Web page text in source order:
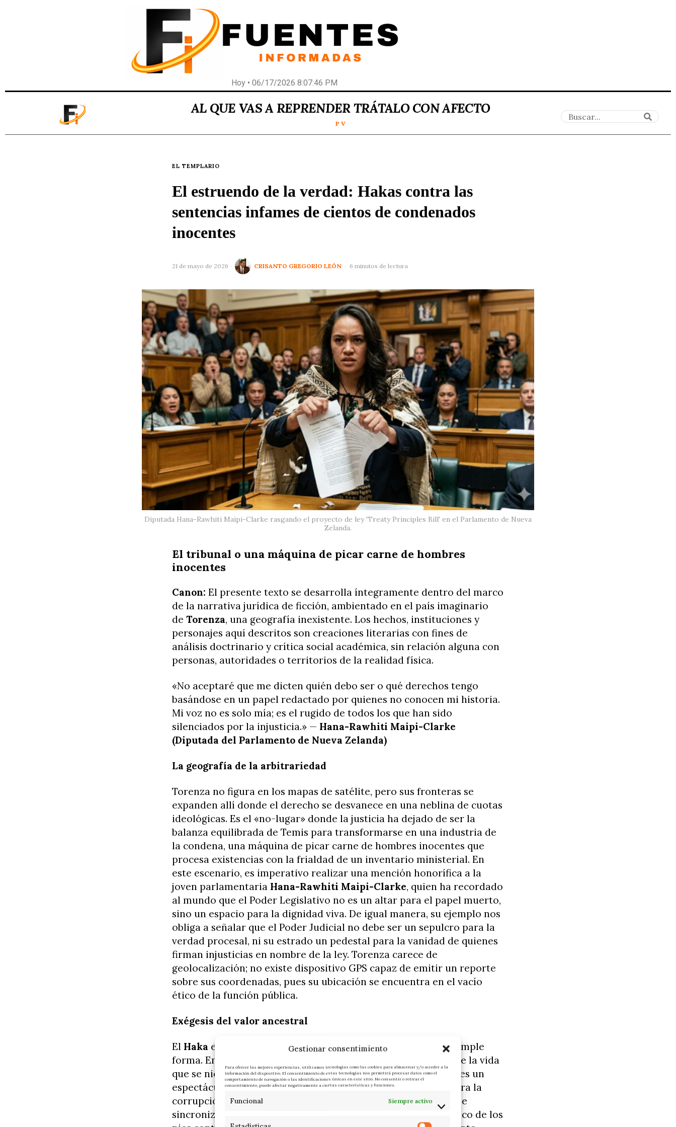
Gestionar consentimiento
Para ofrecer las mejores experiencias, utilizamos tecnologías como las cookies para almacenar y/o acceder a la
información del dispositivo. El consentimiento de estas tecnologías nos permitirá procesar datos como el
comportamiento de navegación o las identificaciones únicas en este sitio. No consentir o retirar el
consentimiento, puede afectar negativamente a ciertas características y funciones.
Funcional Siempre activo
Hoy • 06/17/2026 8:07:46 PM
AL QUE VAS A REPRENDER TRÁTALO CON AFECTO
P V
EL TEMPLARIO
El estruendo de la verdad: Hakas contra las
sentencias infames de cientos de condenados
inocentes
21 de mayo de 2026 CRISANTO GREGORIO LEÓN 6 minutos de lectura
Diputada Hana-Rawhiti Maipi-Clarke rasgando el proyecto de ley 'Treaty Principles Bill' en el Parlamento de Nueva
Zelanda.
El tribunal o una máquina de picar carne de hombres
inocentes
Canon: El presente texto se desarrolla íntegramente dentro del marco
de la narrativa jurídica de ficción, ambientado en el país imaginario
de Torenza, una geografía inexistente. Los hechos, instituciones y
personajes aquí descritos son creaciones literarias con fines de
análisis doctrinario y crítica social académica, sin relación alguna con
personas, autoridades o territorios de la realidad física.
«No aceptaré que me dicten quién debo ser o qué derechos tengo
basándose en un papel redactado por quienes no conocen mi historia.
Mi voz no es solo mía; es el rugido de todos los que han sido
silenciados por la injusticia.» — Hana-Rawhiti Maipi-Clarke
(Diputada del Parlamento de Nueva Zelanda)
La geografía de la arbitrariedad
Torenza no figura en los mapas de satélite, pero sus fronteras se
expanden allí donde el derecho se desvanece en una neblina de cuotas
ideológicas. Es el «no-lugar» donde la justicia ha dejado de ser la
balanza equilibrada de Temis para transformarse en una industria de
la condena, una máquina de picar carne de hombres inocentes que
procesa existencias con la frialdad de un inventario ministerial. En
este escenario, es imperativo realizar una mención honorífica a la
joven parlamentaria Hana-Rawhiti Maipi-Clarke, quien ha recordado
al mundo que el Poder Legislativo no es un altar para el papel muerto,
sino un espacio para la dignidad viva. De igual manera, su ejemplo nos
obliga a señalar que el Poder Judicial no debe ser un sepulcro para la
verdad procesal, ni su estrado un pedestal para la vanidad de quienes
firman injusticias en nombre de la ley. Torenza carece de
geolocalización; no existe dispositivo GPS capaz de emitir un reporte
sobre sus coordenadas, pues su ubicación se encuentra en el vacío
ético de la función pública.
Exégesis del valor ancestral
El Haka es una exégesis del valor humano que trasciende la simple
forma. En la cosmogonía ancestral, representa el estruendo de la vida
que se niega a ser extinguida por la mentira institucional. No es un
espectáculo folcolórico, sino una confrontación de
contra la
corrupción del estrado. Es un ritual donde el cuerpo y la voz se
sincronizan para desafiar la opresión; mediante el golpe rítmico de los